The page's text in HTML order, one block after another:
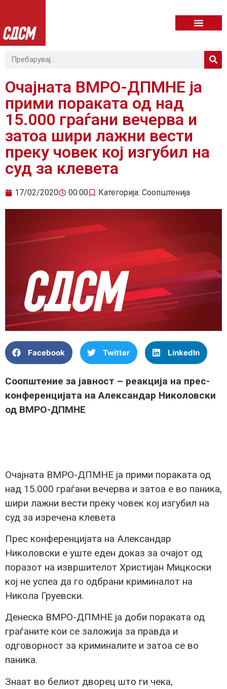
Очајната ВМРО-ДПМНЕ ја
прими пораката од над
15.000 граѓани вечерва и
затоа шири лажни вести
преку човек кој изгубил на
суд за клевета
17/02/2020 00:00 Категорија: Соопштенија
Facebook Twitter LinkedIn
Соопштение за јавност – реакција на прес-
конференцијата на Александар Николовски
од ВМРО-ДПМНЕ
Очајната ВМРО-ДПМНЕ ја прими пораката од
над 15.000 граѓани вечерва и затоа е во паника,
шири лажни вести преку човек кој изгубил на
суд за изречена клевета
Прес конференцијата на Александар
Николовски е уште еден доказ за очајот од
поразот на извршителот Христијан Мицкоски
кој не успеа да го одбрани криминалот на
Никола Груевски.
Денеска ВМРО-ДПМНЕ ја доби пораката од
граѓаните кои се заложија за правда и
одговорност за криминалите и затоа се во
паника.
Знаат во белиот дворец што ги чека,